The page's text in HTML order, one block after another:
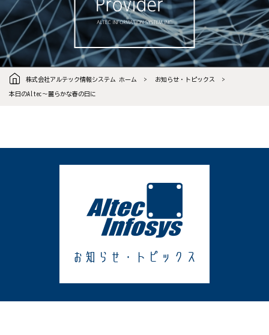
株式会社アルテック情報システム ホーム お知らせ・トピックス
本日のAltec～麗らかな春の日に
お知らせ・トピックス